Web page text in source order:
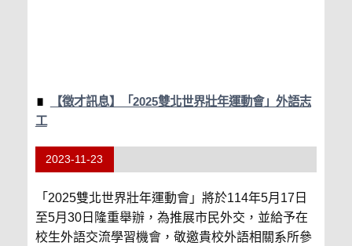
【徵才訊息】「2025雙北世界壯年運動會」外語志
工
2023-11-23
「2025雙北世界壯年運動會」將於114年5月17日
至5月30日隆重舉辦，為推展市民外交，並給予在
校生外語交流學習機會，敬邀貴校外語相關系所參